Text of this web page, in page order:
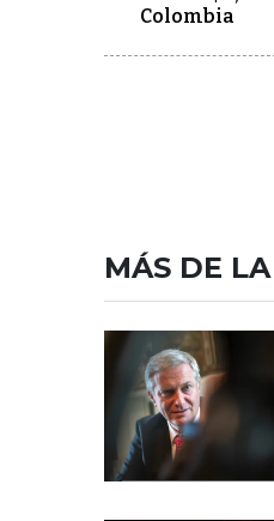
Colombia
MÁS DE